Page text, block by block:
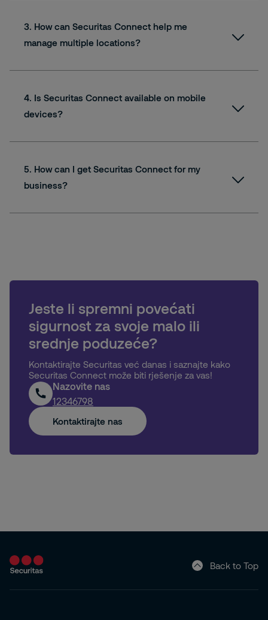
3. How can Securitas Connect help me
manage multiple locations?
4. Is Securitas Connect available on mobile
devices?
5. How can I get Securitas Connect for my
business?
Jeste li spremni povećati
sigurnost za svoje malo ili
srednje poduzeće?
Kontaktirajte Securitas već danas i saznajte kako
Securitas Connect može biti rješenje za vas!
Nazovite nas
12346798
Kontaktirajte nas
Back to Top